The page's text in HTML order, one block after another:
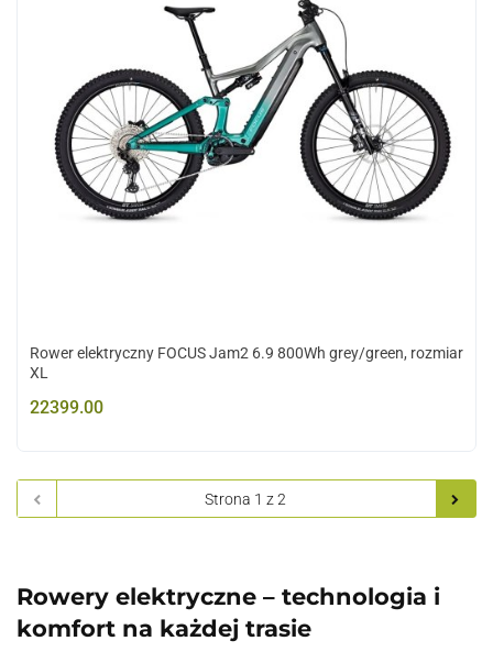
Rower elektryczny FOCUS Jam2 6.9 800Wh grey/green, rozmiar
XL
22399.00
Rowery elektryczne – technologia i
komfort na każdej trasie